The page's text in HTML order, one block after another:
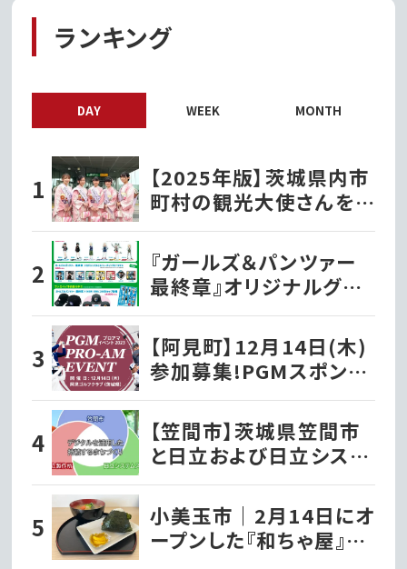
ランキング
DAY WEEK MONTH
【2025年版】茨城県内市
町村の観光大使さんを
紹介！
『ガールズ＆パンツァー
最終章』オリジナルグッ
ズ各種ファミリーマート
で発売開始!!
【阿見町】12月14日(木)
参加募集!PGMスポンサ
ーシップ契約プロが出演
する『PGMプロアマイベ
ント2023』を開催!!
【笠間市】茨城県笠間市
と日立および日立システ
ムズが、デジタルを活用
した持続するまちづくり
の実現に向け連携協定
を締結!!第一弾事業とし
小美玉市｜2月14日にオ
ープンした『和ちゃ屋』で